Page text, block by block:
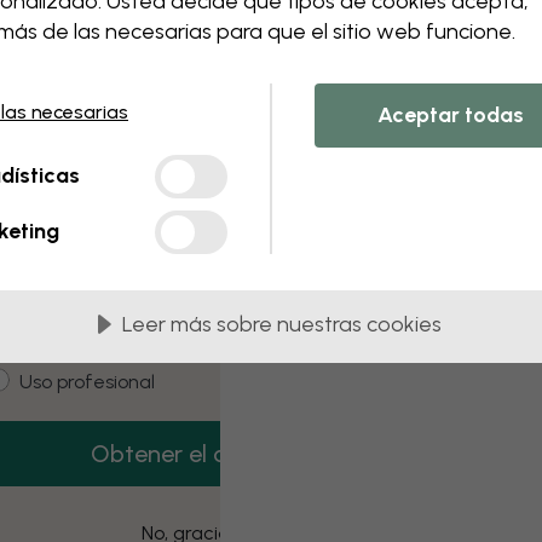
this component. Please contact
3 muestras gratis
3 muestras de papel pintado gratis.
Uso profesional
Obtener el código
No, gracias
de las necesarias para que el sitio web funcione.
necesarias Aceptar todas
Leer más sobre nuestras cookies